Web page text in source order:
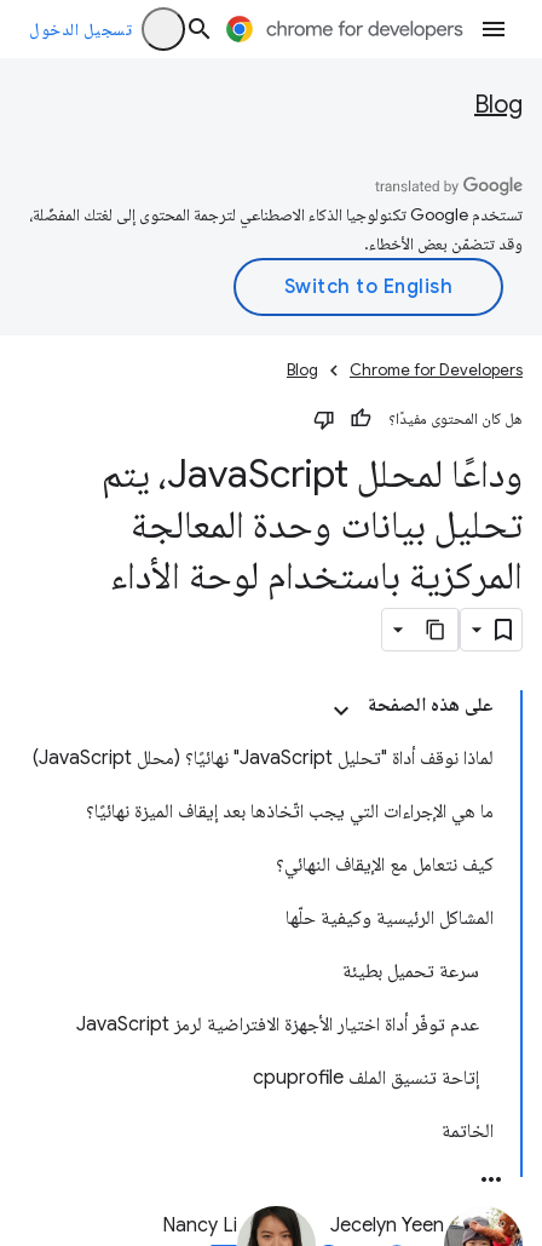
تسجيل الدخول
Blog
تستخدم Google تكنولوجيا الذكاء الاصطناعي لترجمة المحتوى إلى لغتك المفضّلة،
وقد تتضمّن بعض الأخطاء.
Chrome for Developers
Blog
هل كان المحتوى مفيدًا؟
وداعًا لمحلل Java
Script، يتم
تحليل بيانات وحدة المعالجة
المركزية باستخدام لوحة الأداء
على هذه الصفحة
لماذا نوقف أداة "تحليل JavaScript" نهائيًا؟ (محلل JavaScript)
ما هي الإجراءات التي يجب اتّخاذها بعد إيقاف الميزة نهائيًا؟
كيف نتعامل مع الإيقاف النهائي؟
المشاكل الرئيسية وكيفية حلّها
سرعة تحميل بطيئة
عدم توفّر أداة اختيار الأجهزة الافتراضية لرمز JavaScript
إتاحة تنسيق الملف cpuprofile
الخاتمة
Jecelyn Yeen
Nancy Li